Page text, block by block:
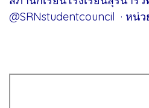
@SRNstudentcouncil · หน่